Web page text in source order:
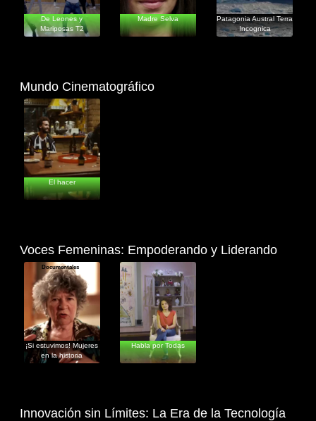
De Leones y
Mariposas T2
Madre Selva
Patagonia Austral Terra
Incognica
Mundo Cinematográfico
Documentales
El hacer
Voces Femeninas: Empoderando y Liderando
Documentales
¡Si estuvimos! Mujeres
en la historia
Documentales
Habla por Todas
Innovación sin Límites: La Era de la Tecnología